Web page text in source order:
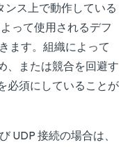
ンス上で動作している
って使用されるデフ
ます。組織によって
、または競合を回避す
必須にしていることが
UDP 接続の場合は、